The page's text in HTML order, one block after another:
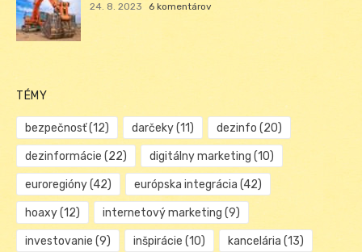
24. 8. 2023 6 komentárov
TÉMY
bezpečnosť(12) darčeky(11) dezinfo (20)
dezinformácie (22) digitálny marketing (10)
euroregióny(42) európska integrácia (42)
hoaxy(12) internetový marketing (9)
investovanie (9) inšpirácie (10) kancelária (13)